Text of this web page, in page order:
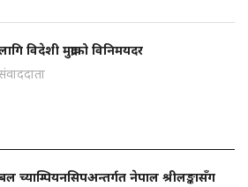
विदेशी मुद्राको विनिमयदर
च्याम्पियनसिपअन्तर्गत नेपाल श्रीलङ्कासँग